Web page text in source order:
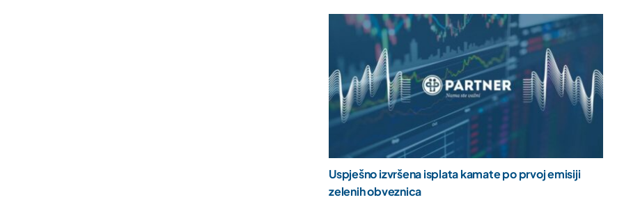
Uspješno izvršena isplata kamate po prvoj emisiji
zelenih obveznica